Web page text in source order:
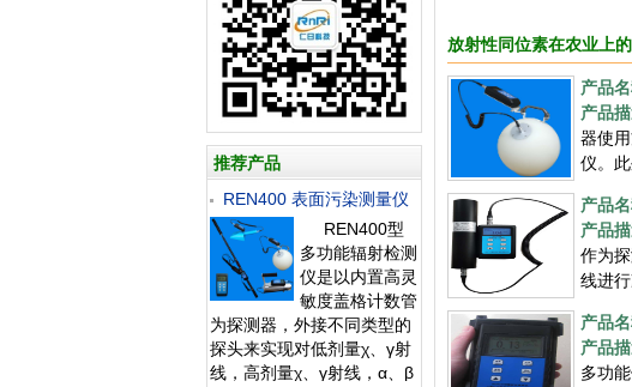
推荐产品
REN400 表面污染测量仪
REN400型
多功能辐射检测
仪是以内置高灵
敏度盖格计数管
为探测器，外接不同类型的
探头来实现对低剂量χ、γ射
线，高剂量χ、γ射线，α、β
放射性同位素在农业上
产品名
产品描
器使
仪。
产品名
产品描
作为
线进
产品名
产品描
多功